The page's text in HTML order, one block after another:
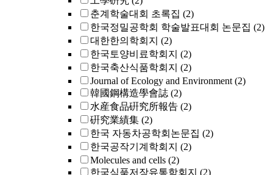
춘계학술대회 초록집 (2)
한국정밀공학회 학술발표대회 논문집 (2)
대한한의학회지 (2)
한국토양비료학회지 (2)
한국축산식품학회지 (2)
Journal of Ecology and Environment (2)
韓國鋼構造學會誌 (2)
水産食品硏究所報告 (2)
硏究業績集 (2)
한국 자동차공학회논문집 (2)
한국공작기계학회지 (2)
Molecules and cells (2)
한국식품저장유통학회지 (2)